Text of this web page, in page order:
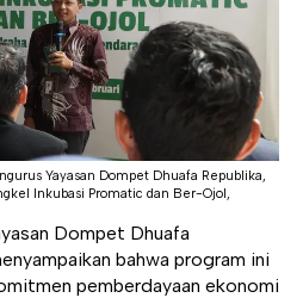
Yayasan Dompet Dhuafa Republika,
Inkubasi Promatic dan Ber-Ojol,
Dompet Dhuafa
bahwa program ini
pemberdayaan ekonomi